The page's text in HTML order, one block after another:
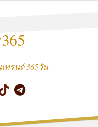
ทรนด์ 365วัน